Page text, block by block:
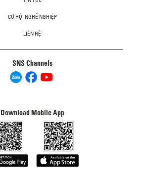
CƠ HỘI NGHỀ NGHIỆP
LIÊN HỆ
SNS Channels
Download Mobile App